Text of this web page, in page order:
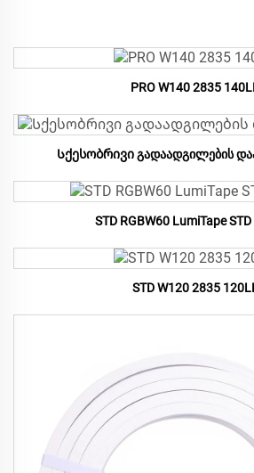
PRO W140 2835
Სქესობრივი გადაადგილების
STD RGBW60 LumiTape
STD W120 2835